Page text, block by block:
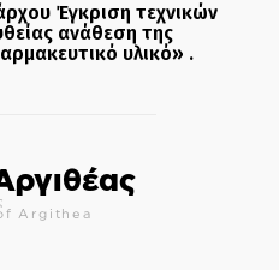
Έγκριση τεχνικών
ανάθεση της
υλικό» .
Argithea